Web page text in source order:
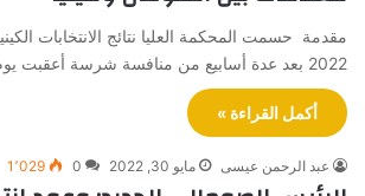
2022 بعد عدة أسابيع من منافسة شرسة أعقبت يوم الاقتراع…
أكمل القراءة »
عبد الرحمن عيسى مايو 30, 2022 0 1٬029